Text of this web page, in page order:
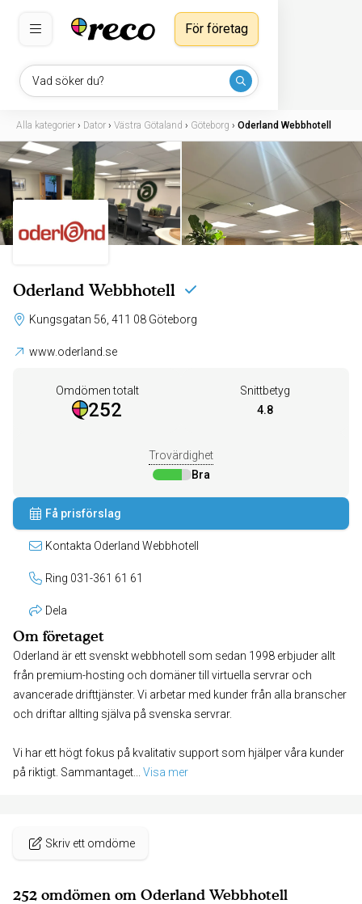
Vad söker du?
För företag
Alla kategorier › Dator › Västra Götaland › Göteborg › Oderland Webbhotell
Oderland Webbhotell
Kungsgatan 56, 411 08 Göteborg
www.oderland.se
Omdömen totalt
252
Snittbetyg
4.8
Trovärdighet
Bra
Få prisförslag
Kontakta Oderland Webbhotell
Ring 031-361 61 61
Dela
Om företaget
Oderland är ett svenskt webbhotell som sedan 1998 erbjuder allt
från premium-hosting och domäner till virtuella servrar och
avancerade drifttjänster. Vi arbetar med kunder från alla branscher
och driftar allting själva på svenska servrar.
Vi har ett högt fokus på kvalitativ support som hjälper våra kunder
på riktigt. Sammantaget
Visa mer
Skriv ett omdöme
252 omdömen om Oderland Webbhotell